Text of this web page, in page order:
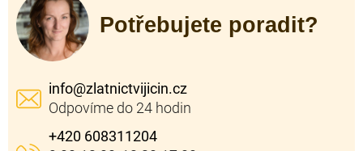
Potřebujete poradit?
info@zlatnictvijicin.cz
+420 608311204